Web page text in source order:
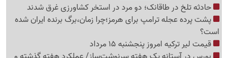
حادثه تلخ در طاقانک؛ دو مرد در استخر کشاورزی غرق شدند
پشت پرده عجله ترامپ برای هرمز؛چرا زمان،برگ برنده ایران شده
است؟
قیمت لیر ترکیه امروز پنجشنبه 15 مرداد